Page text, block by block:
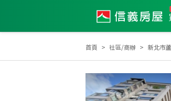
首頁 社區/商辦 新北市